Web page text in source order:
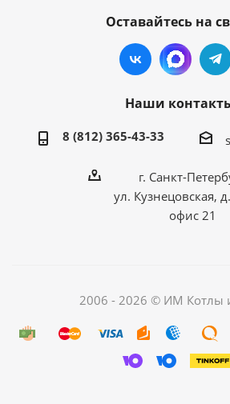
Оставайтесь на
Наши
8 (812) 365-43-33
г. Санкт-
ул. Кузнецовская,
офис 21
2006 - 2026 © ИМ Котлы